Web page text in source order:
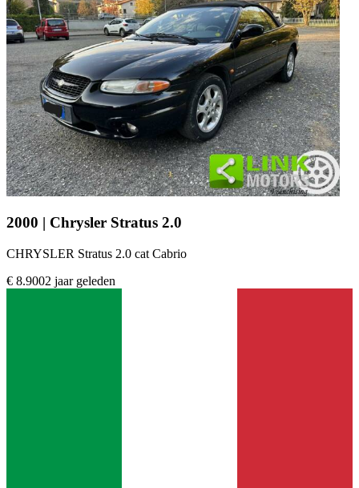
2000 | Chrysler Stratus 2.0
CHRYSLER Stratus 2.0 cat Cabrio
€ 8.9002 jaar geleden